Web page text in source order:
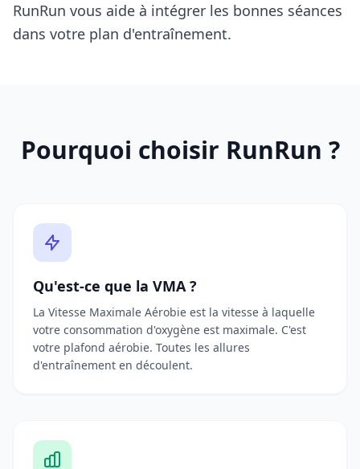
RunRun vous aide à intégrer les bonnes séances
dans votre plan d'entraînement.
Pourquoi choisir RunRun ?
Qu'est-ce que la VMA ?
La Vitesse Maximale Aérobie est la vitesse à laquelle
votre consommation d'oxygène est maximale. C'est
votre plafond aérobie. Toutes les allures
d'entraînement en découlent.